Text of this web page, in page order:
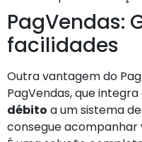
PagVendas:
facilidades
Outra vantagem do
PagVendas, que integra
débito a um sistema
consegue acompanhar